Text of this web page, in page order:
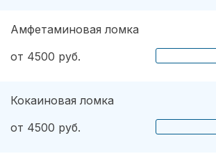
Амфетаминовая ломка
от 4500 руб.
Кокаиновая ломка
от 4500 руб.